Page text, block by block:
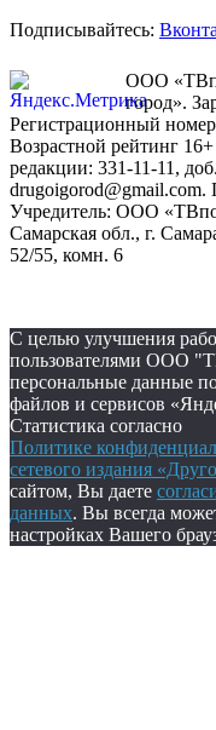
Подписывайтесь:
ООО
город».
Регистрационный
Возрастной рейтинг
редакции: 331-11-11,
Учредитель: ООО
Самарская обл., г.
52/55, комн. 6
С целью улучшения
пользователями ООО
персональные данные
файлов и сервисов
Статистика согласно
Политике
сетевого издания
сайтом, Вы даете
данных. Вы всегда
настройках Вашего